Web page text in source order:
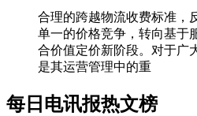
合理的跨越物流收费标准，
单一的价格竞争，转向基于
合价值定价新阶段。对于广
是其运营管理中的重
每日电讯报热文榜